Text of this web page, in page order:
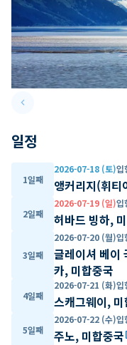
keyboard_arrow_leftPrevious slide
일정
1일째
2026-07-18 (토)입
앵커리지(휘티
2일째
2026-07-19 (일)입
허바드 빙하,
3일째
2026-07-20 (월)입
글레이셔 베이
카, 미합중국
4일째
2026-07-21 (화)입
스캐그웨이,
5일째
2026-07-22 (수)입
주노, 미합중국